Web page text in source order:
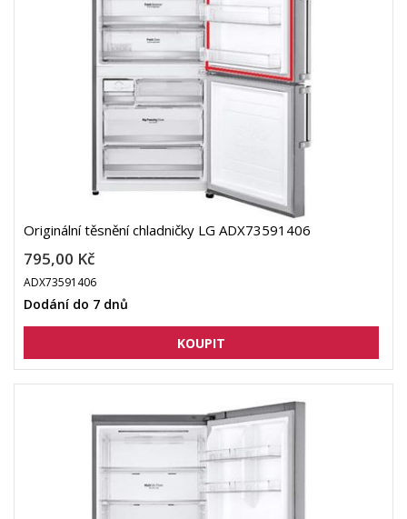
Originální těsnění chladničky LG ADX73591406
795,00 Kč
ADX73591406
Dodání do 7 dnů